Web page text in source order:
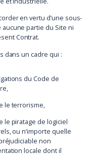
en vertu d’une sous-
partie du Site ni
Contrat.
dans un cadre qui :
du Code de
le terrorisme,
le piratage de logiciel
ou n’importe quelle
non
locale dont il